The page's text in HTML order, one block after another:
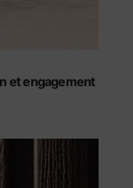
et engagement